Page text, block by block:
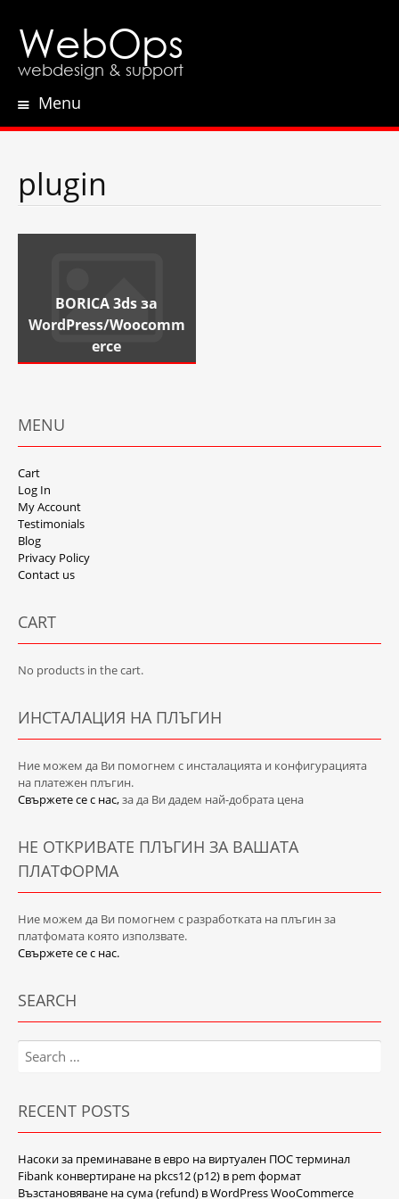
WebOps
webdesign & support
Menu
plugin
BORICA 3ds за
WordPress/Woocomm
erce
MENU
Cart
Log In
My Account
Testimonials
Blog
Privacy Policy
Contact us
CART
No products in the cart.
ИНСТАЛАЦИЯ НА ПЛЪГИН
Ние можем да Ви помогнем с инсталацията и конфигурацията
на платежен плъгин.
Свържете се с нас,за да Ви дадем най-добрата цена
НЕ ОТКРИВАТЕ ПЛЪГИН ЗА ВАШАТА
ПЛАТФОРМА
Ние можем да Ви помогнем с разработката на плъгин за
платфомата която използвате.
Свържете се с нас.
SEARCH
Search
for:
RECENT POSTS
Насоки за преминаване в евро на виртуален ПОС терминал
Fibank конвертиране на pkcs12 (p12) в pem формат
Възстановяване на сума (refund) в WordPress WooCommerce